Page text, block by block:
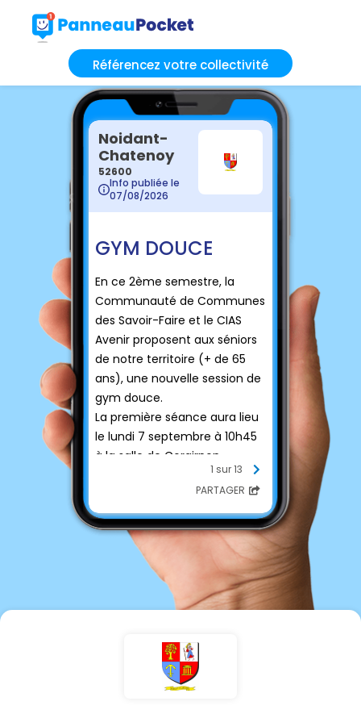
Référencez votre collectivité
Noidant-
Chatenoy
52600
Info publiée le
07/08/2026
GYM DOUCE
En ce 2ème semestre, la
Communauté de Communes
des Savoir-Faire et le CIAS
Avenir proposent aux séniors
de notre territoire (+ de 65
ans), une nouvelle session de
gym douce.
La première séance aura lieu
le lundi 7 septembre à 10h45
à la salle de Corgirnon.
Les inscriptions seront
possibles à compter du 24
août 2026.
Toutes les informations
figurent sur l'affiche en PJ.
du CIAS se tient à votre
disposition pour toutes
questions au 03 25 84 87 48.
1 sur 13
PARTAGER